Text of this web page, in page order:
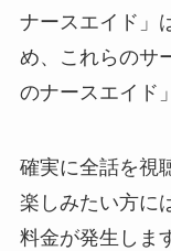
ナースエイド」
め、これらのサ
のナースエイド
確実に全話を視
楽しみたい方に
料金が発生しま